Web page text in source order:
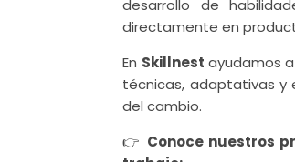
desarrollo de
directamente en
En Skillnest ayudamos
técnicas, adaptativas y
del cambio.
👉 Conoce nuestros